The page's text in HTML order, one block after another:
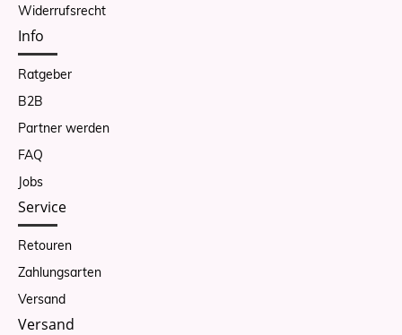
Widerrufsrecht
Info
Ratgeber
B2B
Partner werden
FAQ
Jobs
Service
Retouren
Zahlungsarten
Versand
Versand